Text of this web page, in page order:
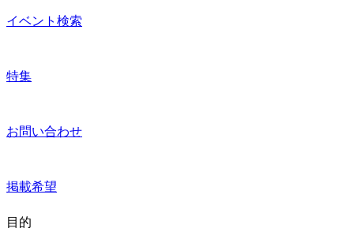
イベント検索
特集
お問い合わせ
掲載希望
目的